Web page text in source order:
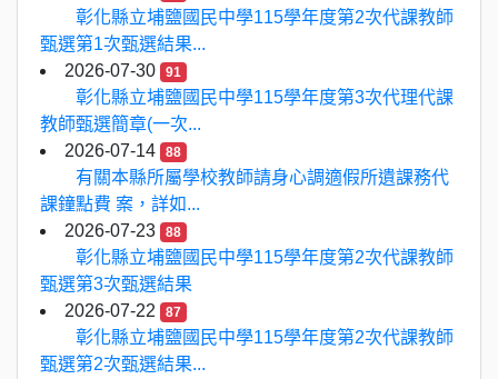
彰化縣立埔鹽國民中學115學年度第2次代課教師
甄選第1次甄選結果...
2026-07-30
91
彰化縣立埔鹽國民中學115學年度第3次代理代課
教師甄選簡章(一次...
2026-07-14
88
有關本縣所屬學校教師請身心調適假所遺課務代
課鐘點費 案，詳如...
2026-07-23
88
彰化縣立埔鹽國民中學115學年度第2次代課教師
甄選第3次甄選結果
2026-07-22
87
彰化縣立埔鹽國民中學115學年度第2次代課教師
甄選第2次甄選結果...